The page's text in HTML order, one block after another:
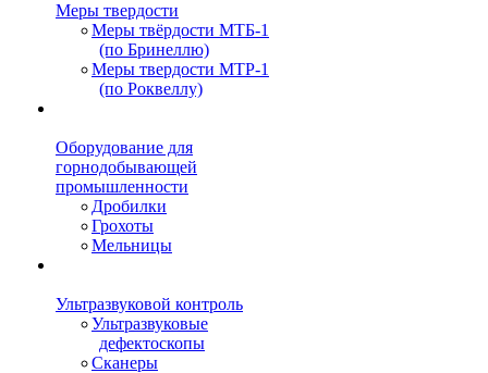
Меры твердости
Меры твёрдости МТБ-1
(по Бринеллю)
Меры твердости МТР-1
(по Роквеллу)
Оборудование для
горнодобывающей
промышленности
Дробилки
Грохоты
Мельницы
Ультразвуковой контроль
Ультразвуковые
дефектоскопы
Сканеры